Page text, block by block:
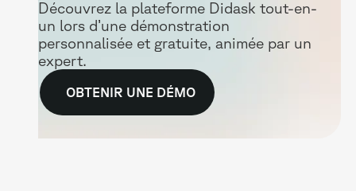
Découvrez la plateforme Didask tout-en-
un lors d’une démonstration
personnalisée et gratuite, animée par un
expert.
OBTENIR UNE DÉMO